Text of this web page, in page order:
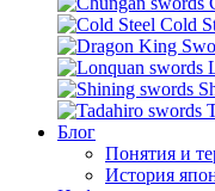
Cold
Блог
Понятия и
История